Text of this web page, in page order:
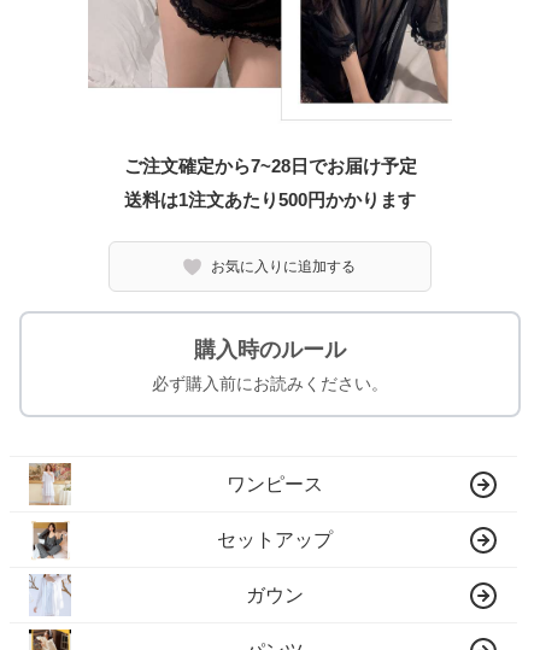
ご注文確定から7~28日でお届け予定
送料は1注文あたり500円かかります
お気に入りに追加する
購入時のルール
必ず購入前にお読みください。
ワンピース
セットアップ
ガウン